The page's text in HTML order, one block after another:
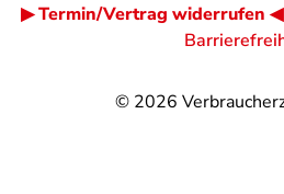
© 2026
▶ Termin/Vertrag widerrufen ◀